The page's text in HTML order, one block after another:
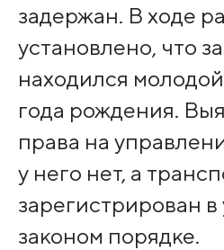
задержан. В ходе
установлено, что
находился
года рождения.
права на
у него нет, а
зарегистрирован
законом порядке.